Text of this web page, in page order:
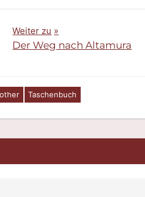
Weiter zu
Der Weg nach Altamura
Taschenbuch